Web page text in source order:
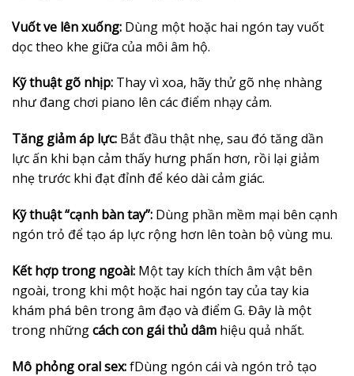
Vuốt ve lên xuống: Dùng một hoặc hai ngón tay vuốt
dọc theo khe giữa của môi âm hộ.
Kỹ thuật gõ nhịp: Thay vì xoa, hãy thử gõ nhẹ nhàng
như đang chơi piano lên các điểm nhạy cảm.
Tăng giảm áp lực: Bắt đầu thật nhẹ, sau đó tăng dần
lực ấn khi bạn cảm thấy hưng phấn hơn, rồi lại giảm
nhẹ trước khi đạt đỉnh để kéo dài cảm giác.
Kỹ thuật “cạnh bàn tay”: Dùng phần mềm mại bên cạnh
ngón trỏ để tạo áp lực rộng hơn lên toàn bộ vùng mu.
Kết hợp trong ngoài: Một tay kích thích âm vật bên
ngoài, trong khi một hoặc hai ngón tay của tay kia
khám phá bên trong âm đạo và điểm G. Đây là một
trong nhữngcách con gái thủ dâm hiệu quả nhất.
Mô phỏng oral sex:fDùng ngón cái và ngón trỏ tạo